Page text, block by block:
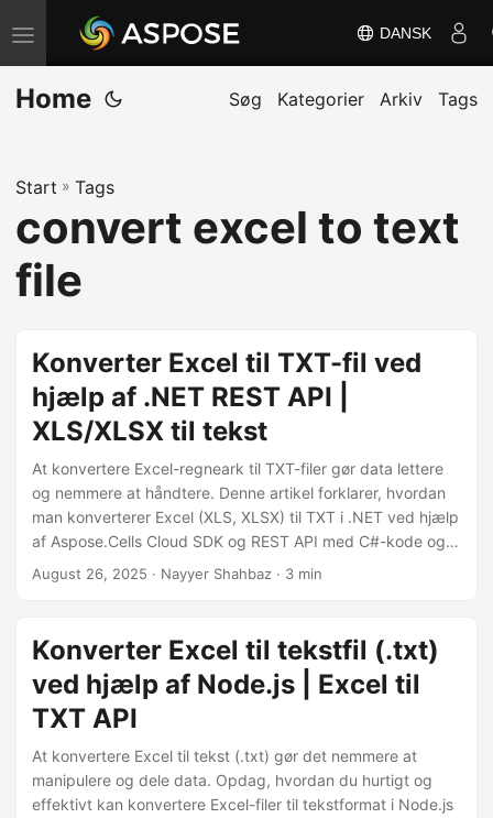
S
k
i
n
a
i
n
DANSK
Home Søg Kategorier Arkiv Tags
Start » Tags
convert excel to text
file
Konverter Excel til TXT-fil ved
hjælp af .NET REST API |
XLS/XLSX til tekst
At konvertere Excel-regneark til TXT-filer gør data lettere
og nemmere at håndtere. Denne artikel forklarer, hvordan
man konverterer Excel (XLS, XLSX) til TXT i .NET ved hjælp
af Aspose.Cells Cloud SDK og REST API med C#-kode og
cURL-eksempler.
August 26, 2025 · Nayyer Shahbaz · 3 min
Konverter Excel til tekstfil (.txt)
ved hjælp af Node.js | Excel til
TXT API
At konvertere Excel til tekst (.txt) gør det nemmere at
manipulere og dele data. Opdag, hvordan du hurtigt og
effektivt kan konvertere Excel-filer til tekstformat i Node.js